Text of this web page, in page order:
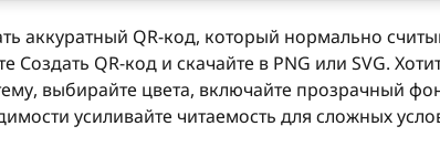
аккуратный QR-код, который нормально
Создать QR-код и скачайте в PNG или SVG.
выбирайте цвета, включайте прозрачный
усиливайте читаемость для сложных